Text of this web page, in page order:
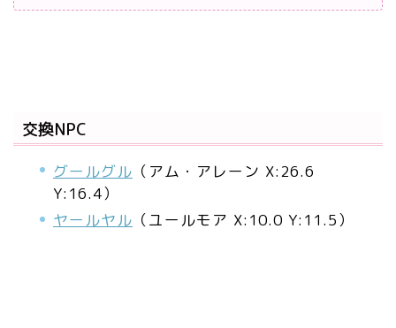
交換NPC
グールグル （アム・アレーン X:26.6
Y:16.4）
ヤールヤル （ユールモア X:10.0 Y:11.5）